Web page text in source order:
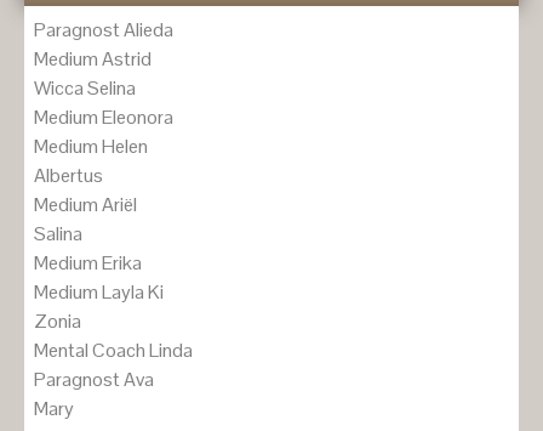
Paragnost Alieda
Medium Astrid
Wicca Selina
Medium Eleonora
Medium Helen
Albertus
Medium Ariël
Salina
Medium Erika
Medium Layla Ki
Zonia
Mental Coach Linda
Paragnost Ava
Mary